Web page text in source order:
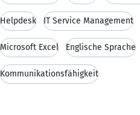
Helpdesk IT Service Management
Microsoft Excel Englische Sprache
Kommunikationsfähigkeit